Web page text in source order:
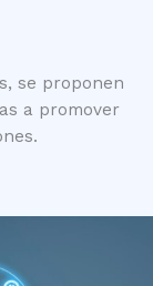
se proponen
a promover